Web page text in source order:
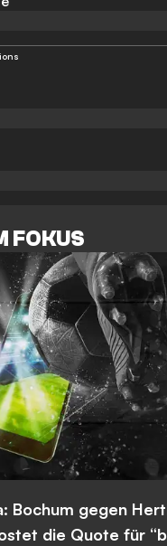
FOKUS
Bochum gegen
die Quote für